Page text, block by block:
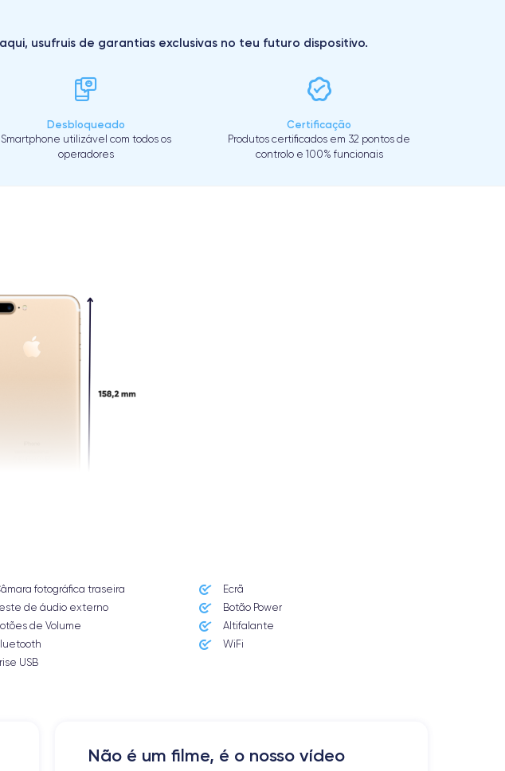
usufruis de garantias exclusivas no teu futuro dispositivo.
Desbloqueado
Smartphone utilizável com todos os
operadores
Certificação
Produtos certificados em 32 pontos de
controlo e 100% funcionais
exploit.
15)
fotográfica traseira
Ecrã
de áudio externo
Botão Power
de Volume
Altifalante
WiFi
USB
Não é um filme, é o nosso vídeo